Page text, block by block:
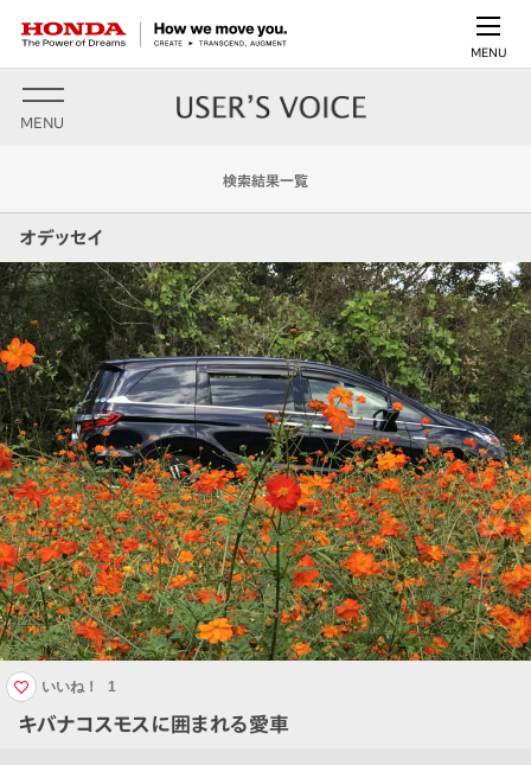
MENU
MENU
検索結果一覧
オデッセイ
キバナコスモスに囲まれる愛車
いいね！ 1